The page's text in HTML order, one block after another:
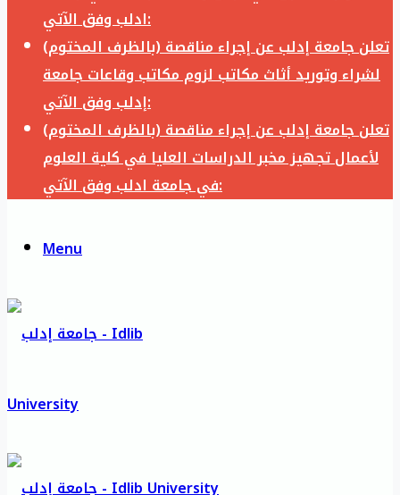
ادلب وفق الآتي:
تعلن جامعة إدلب عن إجراء مناقصة (بالظرف المختوم)
لشراء وتوريد أثاث مكاتب لزوم مكاتب وقاعات جامعة
إدلب وفق الآتي:
تعلن جامعة إدلب عن إجراء مناقصة (بالظرف المختوم)
لأعمال تجهيز مخبر الدراسات العليا في كلية العلوم
في جامعة ادلب وفق الآتي:
Menu